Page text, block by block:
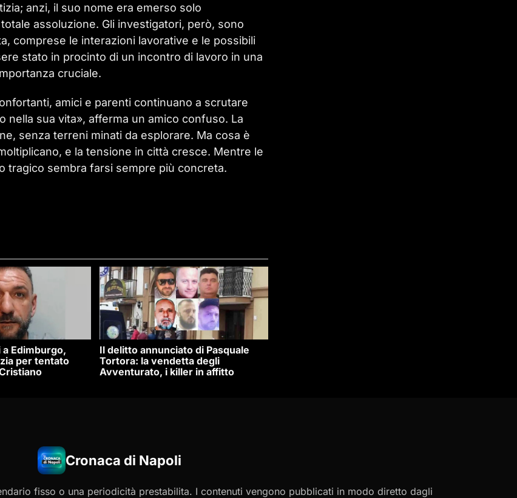
anzi, il suo nome era emerso solo
assoluzione. Gli investigatori, però, sono
comprese le interazioni lavorative e le possibili
stato in procinto di un incontro di lavoro in una
cruciale.
amici e parenti continuano a scrutare
nella sua vita», afferma un amico confuso. La
senza terreni minati da esplorare. Ma cosa è
e la tensione in città cresce. Mentre le
tragico sembra farsi sempre più concreta.
a Edimburgo,
per tentato
Il delitto annunciato di Pasquale
Tortora: la vendetta degli
Avventurato, i killer in affitto
Cronaca di Napoli
fisso o una periodicità prestabilita. I contenuti vengono pubblicati in modo diretto dagli